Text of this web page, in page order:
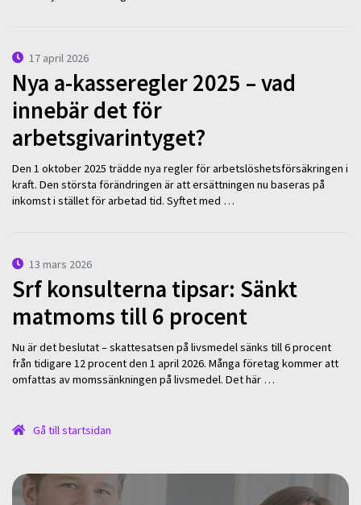
17 april 2026
Nya a-kasseregler 2025 – vad
innebär det för
arbetsgivarintyget?
Den 1 oktober 2025 trädde nya regler för arbetslöshetsförsäkringen i
kraft. Den största förändringen är att ersättningen nu baseras på
inkomst i stället för arbetad tid. Syftet med …
13 mars 2026
Srf konsulterna tipsar: Sänkt
matmoms till 6 procent
Nu är det beslutat – skattesatsen på livsmedel sänks till 6 procent
från tidigare 12 procent den 1 april 2026. Många företag kommer att
omfattas av momssänkningen på livsmedel. Det här …
Gå till startsidan